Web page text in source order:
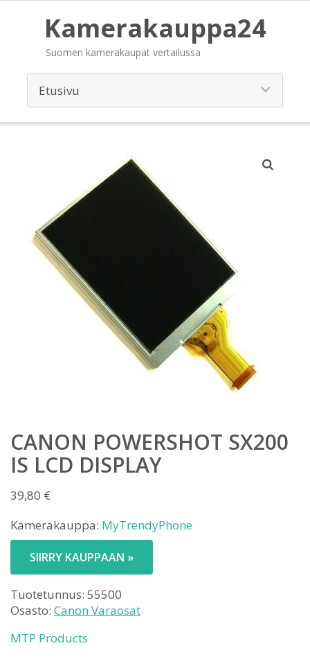
Kamerakauppa24
Suomen kamerakaupat vertailussa
CANON POWERSHOT SX200
IS LCD DISPLAY
39,80 €
Kamerakauppa: MyTrendyPhone
SIIRRY KAUPPAAN »
Tuotetunnus: 55500
Osasto: Canon Varaosat
MTP Products